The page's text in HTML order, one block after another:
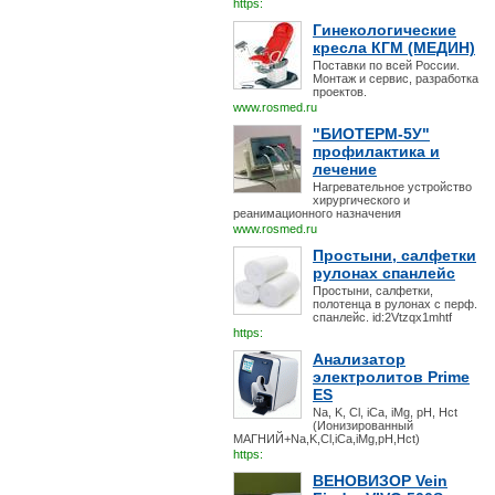
https:
Гинекологические
кресла КГМ (МЕДИН)
Поставки по всей России.
Монтаж и сервис, разработка
проектов.
www.rosmed.ru
"БИОТЕРМ-5У"
профилактика и
лечение
Нагревательное устройство
хирургического и
реанимационного назначения
www.rosmed.ru
Простыни, салфетки
рулонах спанлейс
Простыни, салфетки,
полотенца в рулонах с перф.
спанлейс. id:2Vtzqx1mhtf
https:
Анализатор
электролитов Prime
ES
Na, K, Cl, iCa, iMg, pH, Hct
(Ионизированный
МАГНИЙ+Na,K,Cl,iCa,iMg,pH,Hct)
https:
ВЕНОВИЗОР Vein